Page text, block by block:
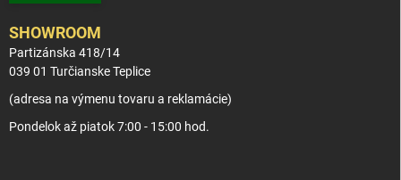
SHOWROOM
Partizánska 418/14
039 01 Turčianske Teplice
(adresa na výmenu tovaru a reklamácie)
Pondelok až piatok 7:00 - 15:00 hod.